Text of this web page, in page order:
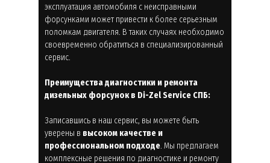
эксплуатация автомобиля с неисправными
форсунками может привести к более серьезным
поломкам двигателя. В таких случаях необходимо
своевременно обратиться в специализированный
сервис.
Преимущества диагностики и ремонта
дизельных форсунок в Di-Zel Service СПБ:
Записавшись в наш сервис, вы можете быть
уверены в высоком качестве и
профессиональном подходе. Мы предлагаем
комплексные решения по диагностике и ремонту